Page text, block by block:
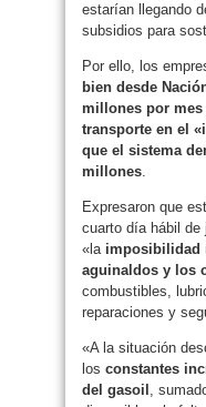
estarían llegando
subsidios para
Por ello, los
bien desde
millones por mes
transporte en el
que el sistema
millones.
Expresaron que
cuarto día hábil de
«la imposibilidad
aguinaldos y los
combustibles,
reparaciones y
«A la situación
los constantes
del gasoil ,